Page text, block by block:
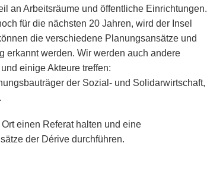
an Arbeitsräume und öffentliche Einrichtungen.
für die nächsten 20 Jahren, wird der Insel
die verschiedene Planungsansätze und
erkannt werden. Wir werden auch andere
einige Akteure treffen:
der Sozial- und Solidarwirtschaft,
einen Referat halten und eine
der Dérive durchführen.